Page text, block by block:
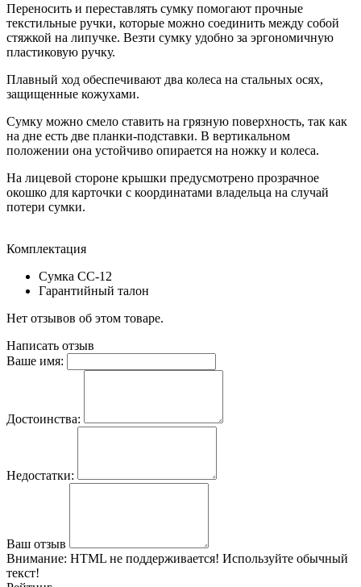
Переносить и переставлять сумку помогают прочные
текстильные ручки, которые можно соединить между собой
стяжкой на липучке. Везти сумку удобно за эргономичную
пластиковую ручку.
Плавный ход обеспечивают два колеса на стальных осях,
защищенные кожухами.
Сумку можно смело ставить на грязную поверхность, так как
на дне есть две планки-подставки. В вертикальном
положении она устойчиво опирается на ножку и колеса.
На лицевой стороне крышки предусмотрено прозрачное
окошко для карточки с координатами владельца на случай
потери сумки.
Комплектация
Сумка СС-12
Гарантийный талон
Нет отзывов об этом товаре.
Написать отзыв
Ваше имя:
Достоинства:
Недостатки:
Ваш отзыв
Внимание: HTML не поддерживается! Используйте обычный
текст!